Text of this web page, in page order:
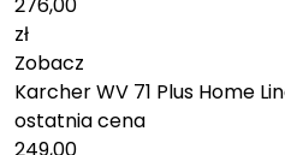
276,00
zł
Zobacz
Karcher WV 71 Plus Home
ostatnia cena